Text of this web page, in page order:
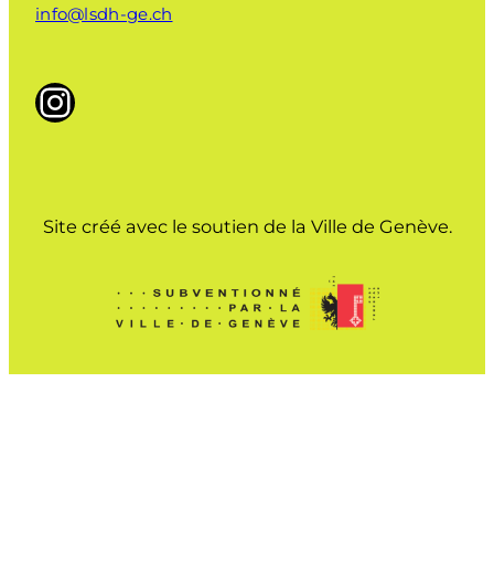
info@lsdh-ge.ch
Instagram
Site créé avec le soutien de la Ville de Genève.